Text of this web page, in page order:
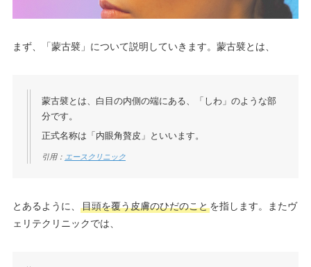
まず、「蒙古襞」について説明していきます。蒙古襞とは、
蒙古襞とは、白目の内側の端にある、「しわ」のような部
分です。
正式名称は「内眼角贅皮」といいます。
引用： エースクリニック
とあるように、 目頭を覆う皮膚のひだのことを指します。またヴ
ェリテクリニックでは、